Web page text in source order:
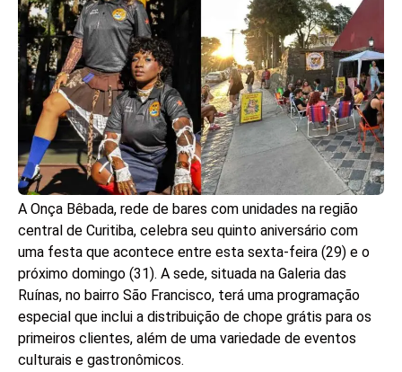
A Onça Bêbada, rede de bares com unidades na região
central de Curitiba, celebra seu quinto aniversário com
uma festa que acontece entre esta sexta-feira (29) e o
próximo domingo (31). A sede, situada na Galeria das
Ruínas, no bairro São Francisco, terá uma programação
especial que inclui a distribuição de chope grátis para os
primeiros clientes, além de uma variedade de eventos
culturais e gastronômicos.